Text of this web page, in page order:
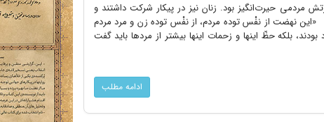
و مهمات بین ارتش مردمی حیرت‌انگیز بود. زنان نیز در پیکار شرکت داشتند و
«این نهضت از نفْس توده مردم، از نفْس توده زن و مرد مردم
بلکه حظّ اینها و زحمات اینها بیشتر از مردها باید گفت
ادامه مطلب